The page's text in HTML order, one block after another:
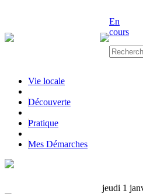
En
cours
Vie locale
|Découverte
|Pratique
|Mes Démarches
jeudi 1